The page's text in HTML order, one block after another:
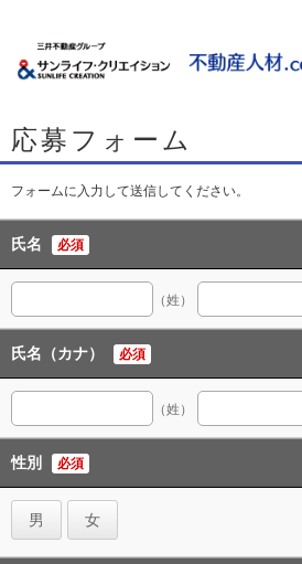
応募フォーム
フォームに入力して送信してください。
氏名 必須
（姓）
氏名（カナ） 必須
（姓）
性別 必須
男 女